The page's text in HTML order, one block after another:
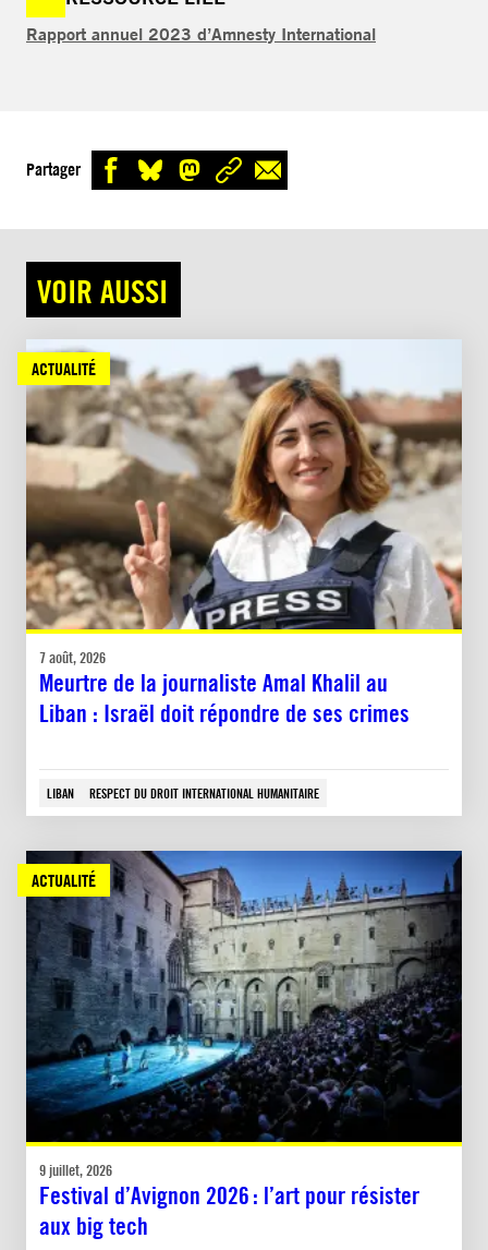
Rapport annuel 2023 d’Amnesty International
Partager
VOIR AUSSI
ACTUALITÉ
7 août, 2026
Meurtre de la journaliste Amal Khalil au
Liban : Israël doit répondre de ses crimes
LIBAN RESPECT DU DROIT INTERNATIONAL HUMANITAIRE
ACTUALITÉ
9 juillet, 2026
Festival d’Avignon 2026 : l’art pour résister
aux big tech